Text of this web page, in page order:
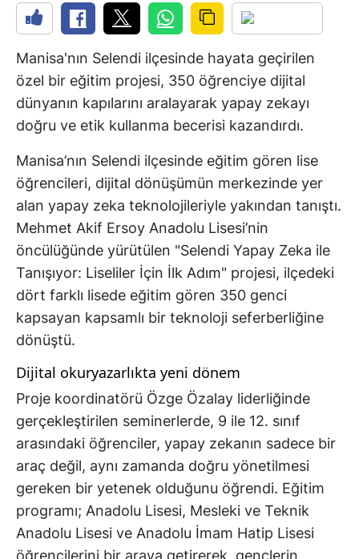
Manisa'nın Selendi ilçesinde hayata geçirilen
özel bir eğitim projesi, 350 öğrenciye dijital
dünyanın kapılarını aralayarak yapay zekayı
doğru ve etik kullanma becerisi kazandırdı.
Manisa’nın Selendi ilçesinde eğitim gören lise
öğrencileri, dijital dönüşümün merkezinde yer
alan yapay zeka teknolojileriyle yakından tanıştı.
Mehmet Akif Ersoy Anadolu Lisesi’nin
öncülüğünde yürütülen "Selendi Yapay Zeka ile
Tanışıyor: Liseliler İçin İlk Adım" projesi, ilçedeki
dört farklı lisede eğitim gören 350 genci
kapsayan kapsamlı bir teknoloji seferberliğine
dönüştü.
Dijital okuryazarlıkta yeni dönem
Proje koordinatörü Özge Özalay liderliğinde
gerçekleştirilen seminerlerde, 9 ile 12. sınıf
arasındaki öğrenciler, yapay zekanın sadece bir
araç değil, aynı zamanda doğru yönetilmesi
gereken bir yetenek olduğunu öğrendi. Eğitim
programı; Anadolu Lisesi, Mesleki ve Teknik
Anadolu Lisesi ve Anadolu İmam Hatip Lisesi
öğrencilerini bir araya getirerek, gençlerin